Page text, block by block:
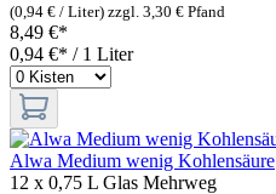
(0,94 € / Liter) zzgl. 3,30 € Pfand
8,49 €*
0,94 €* / 1 Liter
Alwa Medium wenig Kohlensäure
12 x 0,75 L Glas Mehrweg